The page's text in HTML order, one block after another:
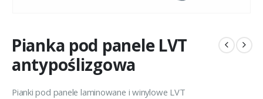
Pianka pod panele LVT
antypoślizgowa
Pianki pod panele laminowane i winylowe LVT